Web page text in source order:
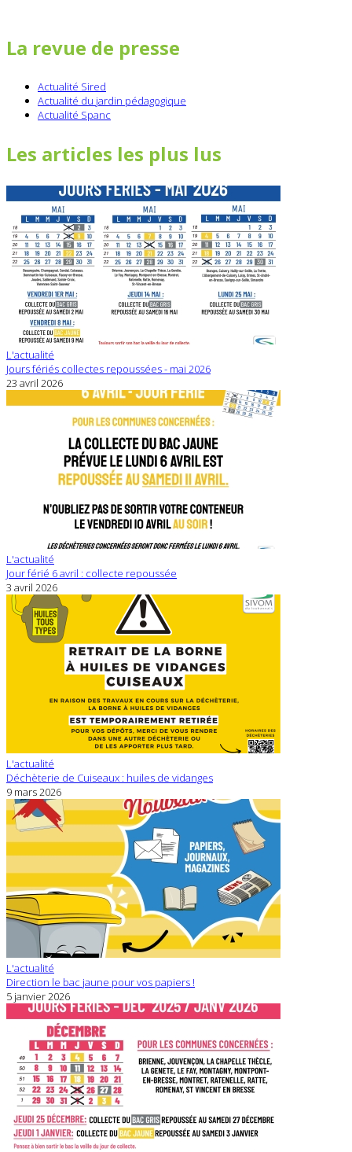
La revue de presse
Actualité Sired
Actualité du jardin pédagogique
Actualité Spanc
Les articles les plus lus
L'actualité
Jours fériés collectes repoussées - mai 2026
23 avril 2026
L'actualité
Jour férié 6 avril : collecte repoussée
3 avril 2026
L'actualité
Déchèterie de Cuiseaux : huiles de vidanges
9 mars 2026
L'actualité
Direction le bac jaune pour vos papiers !
5 janvier 2026